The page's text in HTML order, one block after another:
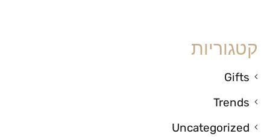
קטגוריות
Gifts
Trends
Uncategorized